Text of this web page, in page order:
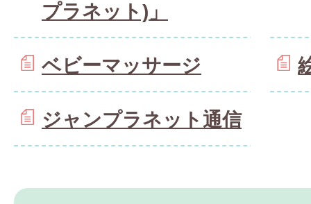
プラネット)」
ベビーマッサージ
ジャンプラネット通信